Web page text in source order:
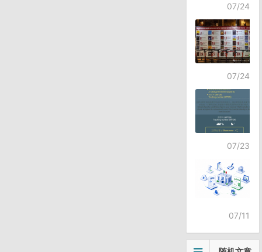
07/24
07/24
07/23
07/11